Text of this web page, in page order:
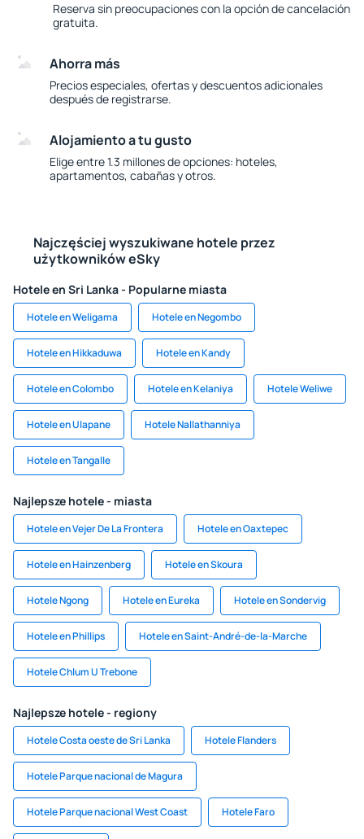
Reserva sin preocupaciones con la opción de cancelación
gratuita.
Ahorra más
Precios especiales, ofertas y descuentos adicionales
después de registrarse.
Alojamiento a tu gusto
Elige entre 1.3 millones de opciones: hoteles,
apartamentos, cabañas y otros.
Najczęściej wyszukiwane hotele przez
użytkowników eSky
Hotele en Sri Lanka - Popularne miasta
Hotele en Weligama Hotele en Negombo
Hotele en Hikkaduwa Hotele en Kandy
Hotele en Colombo Hotele en Kelaniya Hotele Weliwe
Hotele en Ulapane Hotele Nallathanniya
Hotele en Tangalle
Najlepsze hotele - miasta
Hotele en Vejer De La Frontera Hotele en Oaxtepec
Hotele en Hainzenberg Hotele en Skoura
Hotele Ngong Hotele en Eureka Hotele en Sondervig
Hotele en Phillips Hotele en Saint-André-de-la-Marche
Hotele Chlum U Trebone
Najlepsze hotele - regiony
Hotele Costa oeste de Sri Lanka Hotele Flanders
Hotele Parque nacional de Magura
Hotele Parque nacional West Coast Hotele Faro